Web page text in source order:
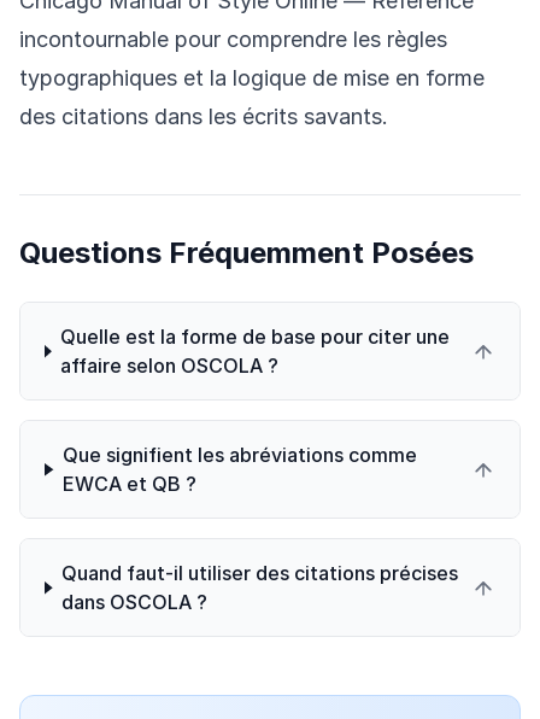
incontournable pour comprendre les règles
typographiques et la logique de mise en forme
des citations dans les écrits savants.
Questions Fréquemment Posées
Quelle est la forme de base pour citer une
affaire selon OSCOLA ?
Que signifient les abréviations comme
EWCA et QB ?
Quand faut-il utiliser des citations précises
dans OSCOLA ?